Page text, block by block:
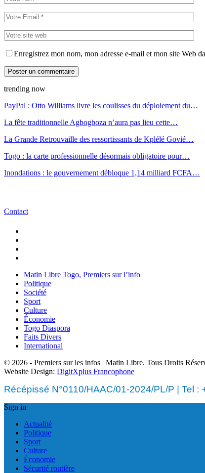
Enregistrez mon nom, mon adresse e-mail et mon site Web
trending now
PayPal : Otto Williams livre les coulisses du déploiement du…
La fête traditionnelle Agbogboza n’aura pas lieu cette…
La Grande Retrouvaille des ressortissants de Kplélé Govié…
Togo : la carte professionnelle désormais obligatoire pour…
Inondations : le gouvernement débloque 1,14 milliard FCFA…
Contact
Matin Libre Togo, Premiers sur l’info
Politique
Société
Sport
Culture
Économie
Togo Diaspora
Faits Divers
International
© 2026 - Premiers sur les infos | Matin Libre. Tous Droits
Website Design: DigitXplus Francophone
Récépissé N°0110/HAAC/01-2024/PL/P | Tel
Sign in
Actualité
Politique
Sport
Culture
Économie
Sécurité routière